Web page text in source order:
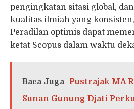
pengingkatan sitasi global,
kualitas ilmiah yang
Peradilan optimis dapat
ketat Scopus dalam waktu
Baca Juga
Pustrajak MA
Sunan Gunung Djati